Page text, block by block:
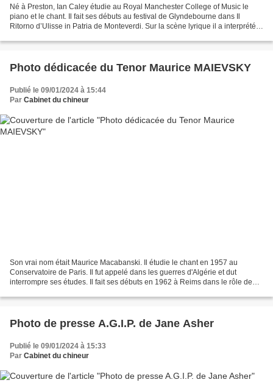
Né à Preston, Ian Caley étudie au Royal Manchester College of Music le
piano et le chant. Il fait ses débuts au festival de Glyndebourne dans Il
Ritorno d’Ulisse in Patria de Monteverdi. Sur la scène lyrique il a interprété
Photo dédicacée du Tenor Maurice MAIEVSKY
Publié le 09/01/2024 à 15:44
Par Cabinet du chineur
Son vrai nom était Maurice Macabanski. Il étudie le chant en 1957 au
Conservatoire de Paris. Il fut appelé dans les guerres d'Algérie et dut
interrompre ses études. Il fait ses débuts en 1962 à Reims dans le rôle de
Photo de presse A.G.I.P. de Jane Asher
Publié le 09/01/2024 à 15:33
Par Cabinet du chineur